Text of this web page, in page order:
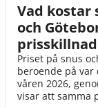
Vad kostar
och
Priset på snus
beroende på
våren 2026,
visar att samma